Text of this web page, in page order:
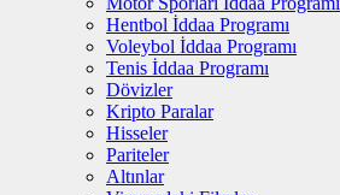
Hentbol İddaa Programı
Voleybol İddaa Programı
Tenis İddaa Programı
Dövizler
Kripto Paralar
Hisseler
Pariteler
Altınlar